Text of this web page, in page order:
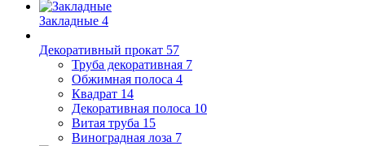
Закладные 4
Декоративный прокат 57
Труба декоративная 7
Обжимная полоса 4
Квадрат 14
Декоративная полоса 10
Витая труба 15
Виноградная лоза 7